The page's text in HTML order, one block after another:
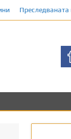
Преследваната